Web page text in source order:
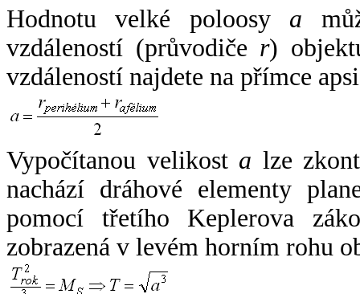
Hodnotu velké poloosy a
vzdáleností (průvodiče r)
vzdáleností najdete na přímce
Vypočítanou velikost a lze
nachází dráhové elementy
pomocí třetího Keplerova
zobrazená v levém horním rohu